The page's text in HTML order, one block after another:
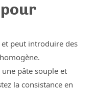
et peut introduire des
pâte souple et
la consistance en